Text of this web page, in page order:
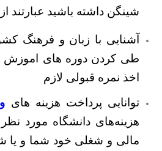
شینگن داشته باشید عبارتند
آشنایی با زبان و فرهنگ
طی کردن دوره های اموزش
اخذ نمره قبولی لازم
توانایی پرداخت هزینه های
هزینه‌های دانشگاه مورد
مالی و شغلی خود شما و